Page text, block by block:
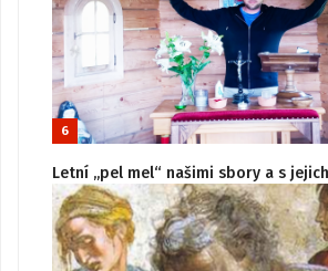
6
Letní „pel mel“ našimi sbory a s